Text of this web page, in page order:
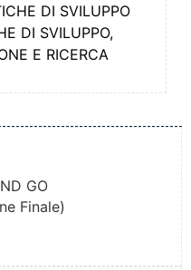
DI SVILUPPO
DI SVILUPPO,
E RICERCA
GO
Finale)